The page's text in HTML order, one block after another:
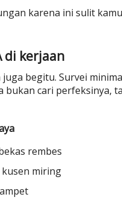
karena ini sulit
di kerjaan
begitu. Survei
cari perfeksinya,
rembes
miring